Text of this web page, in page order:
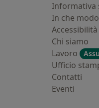
Informativa
In che
Accessibilità
Chi siamo
Lavoro
Ufficio
Contatti
Eventi